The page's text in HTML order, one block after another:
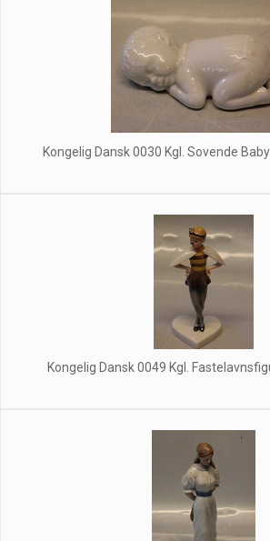
Kongelig Dansk 0030 Kgl. Sovende Baby
Kongelig Dansk 0049 Kgl.